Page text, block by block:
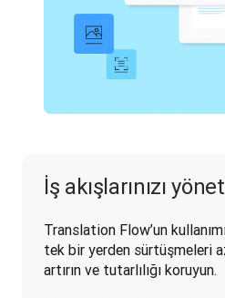
İş akışlarınızı
Translation Flow’un
tek bir yerden sürtüşmeleri
artırın ve tutarlılığı koruyun.